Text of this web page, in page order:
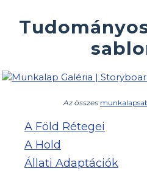
Az összes
A Föld Rétegei
A Hold
Állati Adaptációk